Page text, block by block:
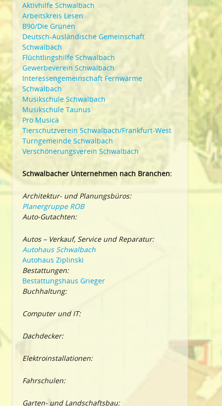
Aktivhilfe Schwalbach
Arbeitskreis Lesen
B90/Die Grünen
Deutsch-Ausländische Gemeinschaft
Schwalbach
Flüchtlingshilfe Schwalbach
Gewerbeverein Schwalbach
Interessengemeinschaft Fernwärme
Schwalbach
Musikschule Schwalbach
Musikschule Taunus
Pro Musica
Tierschutzverein Schwalbach/Frankfurt-West
Turngemeinde Schwalbach
Verschönerungsverein Schwalbach
Schwalbacher Unternehmen nach Branchen:
Architektur- und Planungsbüros:
Planergruppe ROB
Auto-Gutachten:
Autos – Verkauf, Service und Reparatur:
Autohaus Schwalbach
Autohaus Ziplinski
Bestattungen:
Bestattungshaus Grieger
Buchhaltung:
Computer und IT:
Dachdecker:
Elektroinstallationen:
Fahrschulen:
Garten- und Landschaftsbau: